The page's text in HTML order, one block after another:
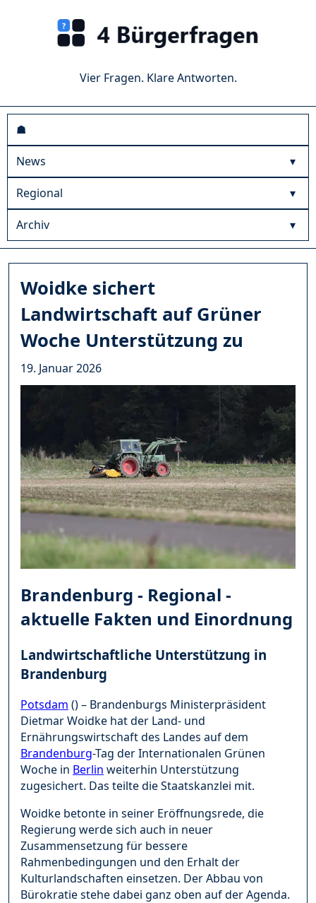
Vier Fragen. Klare Antworten.
☗
News
Regional
Archiv
Woidke sichert
Landwirtschaft auf Grüner
Woche Unterstützung zu
19. Januar 2026
Brandenburg - Regional -
aktuelle Fakten und Einordnung
Landwirtschaftliche Unterstützung in
Brandenburg
Potsdam () – Brandenburgs Ministerpräsident
Dietmar Woidke hat der Land- und
Ernährungswirtschaft des Landes auf dem
Brandenburg-Tag der Internationalen Grünen
Woche in Berlin weiterhin Unterstützung
zugesichert. Das teilte die Staatskanzlei mit.
Woidke betonte in seiner Eröffnungsrede, die
Regierung werde sich auch in neuer
Zusammensetzung für bessere
Rahmenbedingungen und den Erhalt der
Kulturlandschaften einsetzen. Der Abbau von
Bürokratie stehe dabei ganz oben auf der Agenda.